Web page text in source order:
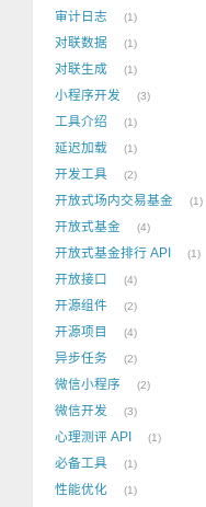
审计日志 1
对联数据 1
对联生成 1
小程序开发 3
工具介绍 1
延迟加载 1
开发工具 2
开放式场内交易基金 1
开放式基金 4
开放式基金排行 API 1
开放接口 4
开源组件 2
开源项目 4
异步任务 2
微信小程序 2
微信开发 3
心理测评 API 1
必备工具 1
性能优化 1